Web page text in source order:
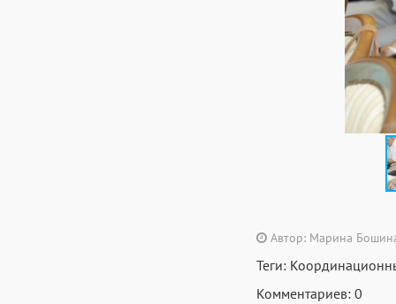
Автор: Марина
Теги:
Комментариев: 0